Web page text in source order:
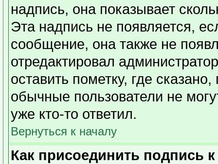
надпись, она показывает
Эта надпись не появляется,
сообщение, она также не
отредактировал
оставить пометку, где
обычные пользователи не
уже кто-то ответил.
Вернуться к началу
Как присоединить подпись